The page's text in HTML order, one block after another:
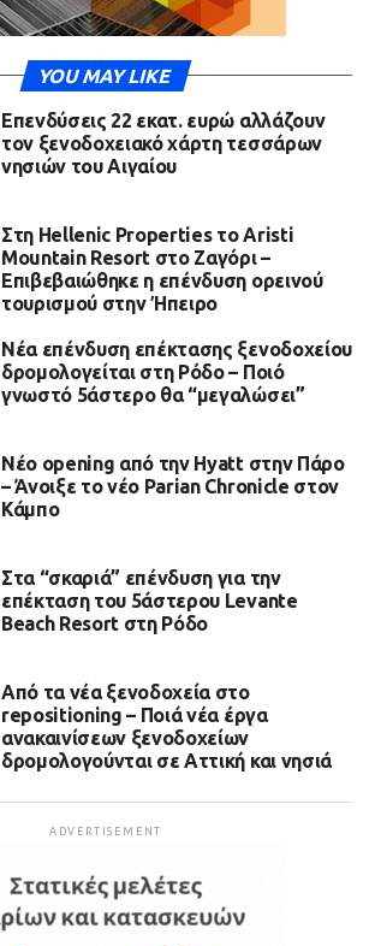
YOU MAY LIKE
Επενδύσεις 22 εκατ. ευρώ αλλάζουν
τον ξενοδοχειακό χάρτη τεσσάρων
νησιών του Αιγαίου
Στη Hellenic Properties το Aristi
Mountain Resort στο Ζαγόρι –
Επιβεβαιώθηκε η επένδυση ορεινού
τουρισμού στην Ήπειρο
Νέα επένδυση επέκτασης ξενοδοχείου
δρομολογείται στη Ρόδο – Ποιό
γνωστό 5άστερο θα “μεγαλώσει”
Νέο opening από την Hyatt στην Πάρο
– Άνοιξε το νέο Parian Chronicle στον
Κάμπο
Στα “σκαριά” επένδυση για την
επέκταση του 5άστερου Levante
Beach Resort στη Ρόδο
Από τα νέα ξενοδοχεία στο
repositioning – Ποιά νέα έργα
ανακαινίσεων ξενοδοχείων
δρομολογούνται σε Αττική και νησιά
ADVERTISEMENT